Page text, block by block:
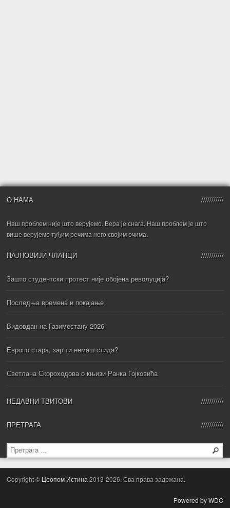
О НАМА
Наш проблем није што верујемо. Вера је снага. Наш проблем је што
више верујемо туђим речима него својим очима.
НАЈНОВИЈИ ЧЛАНЦИ
Зашто студентски протест није обојена револуција?
Последња времена и покајање
Видовдан на Газиместану 2026
Европо стара, зар ти немаш стида?
Светлана Скороходова о књизи Ранка Гојковића
НЕДАВНИ ТВИТОВИ
ПРЕТРАГА
Copyright © Цеопом Истина2013-2026. Сва права задржана.
Powered by WDC